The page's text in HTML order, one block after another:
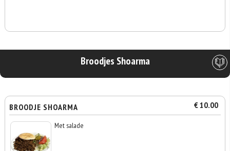
Broodjes Shoarma
BROODJE SHOARMA € 10.00
Met salade